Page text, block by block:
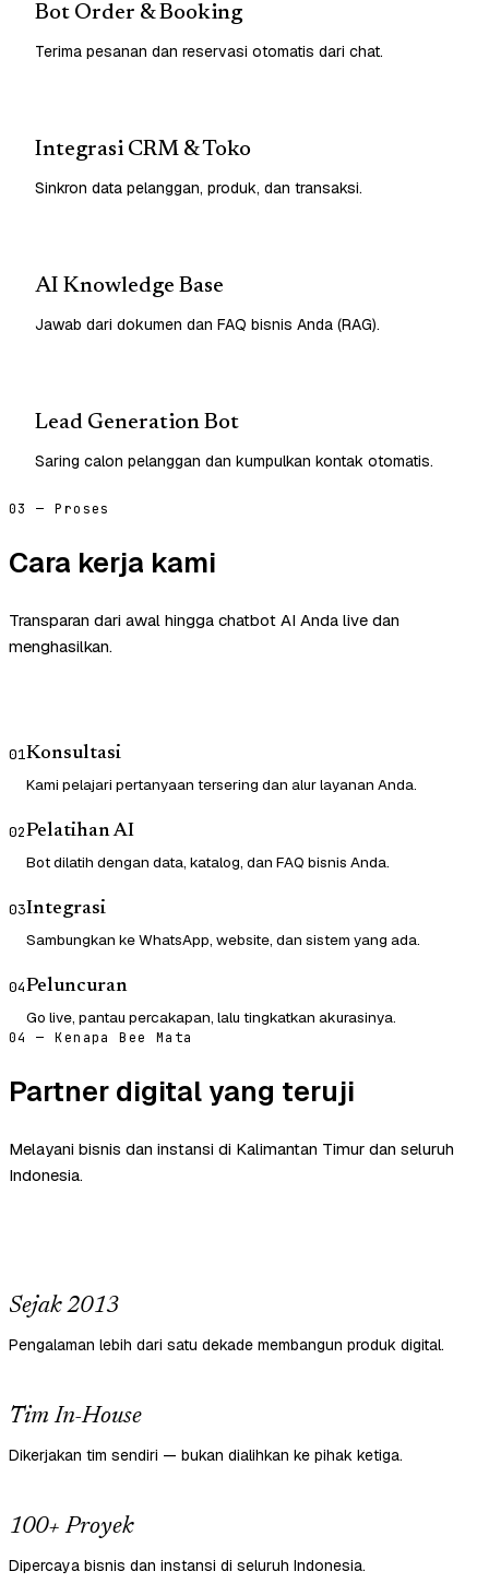
Bot Order & Booking
Terima pesanan dan reservasi otomatis dari chat.
Integrasi CRM & Toko
Sinkron data pelanggan, produk, dan transaksi.
AI Knowledge Base
Jawab dari dokumen dan FAQ bisnis Anda (RAG).
Lead Generation Bot
Saring calon pelanggan dan kumpulkan kontak otomatis.
03 — Proses
Cara kerja kami
Transparan dari awal hingga chatbot AI Anda live dan
menghasilkan.
01Konsultasi
Kami pelajari pertanyaan tersering dan alur layanan Anda.
02Pelatihan AI
Bot dilatih dengan data, katalog, dan FAQ bisnis Anda.
03Integrasi
Sambungkan ke WhatsApp, website, dan sistem yang ada.
04Peluncuran
Go live, pantau percakapan, lalu tingkatkan akurasinya.
04 — Kenapa Bee Mata
Partner digital yang teruji
Melayani bisnis dan instansi di Kalimantan Timur dan seluruh
Indonesia.
Sejak 2013
Pengalaman lebih dari satu dekade membangun produk digital.
Tim In-House
Dikerjakan tim sendiri — bukan dialihkan ke pihak ketiga.
100+ Proyek
Dipercaya bisnis dan instansi di seluruh Indonesia.